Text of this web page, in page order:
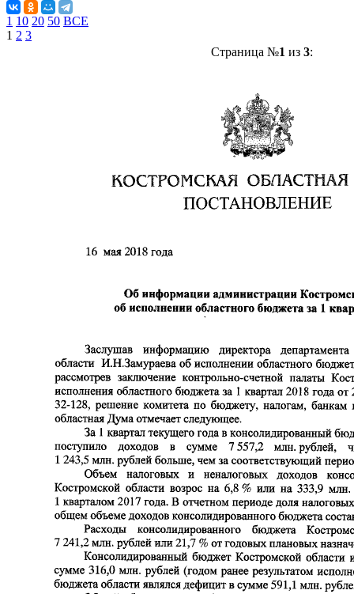
1 10 20 50 ВСЕ
1 2 3
Страница №1 из 3: